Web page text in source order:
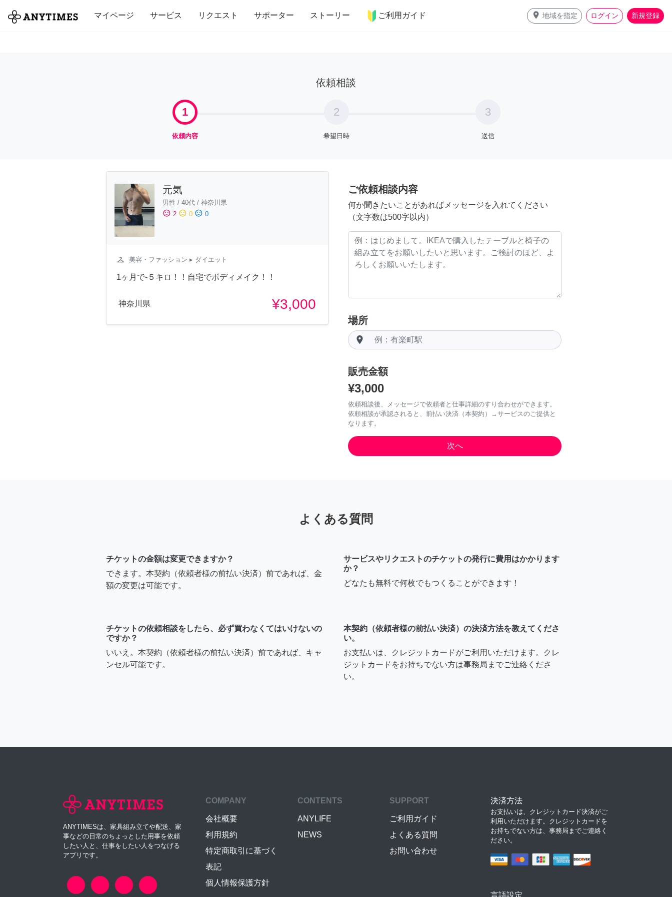
マイページ サービス リクエスト サポーター ストーリー ご利用ガイド place 地域を指定 ログイン 新規登録
全て 修理・組立 家事 引っ越し インテリア 趣味・習い事 ペット 料理
依頼相談
1
依頼内容
2
希望日時
3
送信
元気
男性 / 40代 / 神奈川県
sentiment_satisfied 2 sentiment_neutral 0 sentiment_dissatisfied 0
checkroom 美容・ファッション ▸ ダイエット
1ヶ月で-５キロ！！自宅でボディメイク！！
神奈川県 ¥3,000
ご依頼相談内容
何か聞きたいことがあればメッセージを入れてください
（文字数は500字以内）
場所
room
販売金額
¥3,000
依頼相談後、メッセージで依頼者と仕事詳細のすり合わせができます。
依頼相談が承認されると、前払い決済（本契約）→サービスのご提供と
なります。
よくある質問
チケットの金額は変更できますか？
できます。本契約（依頼者様の前払い決済）前であれば、金
額の変更は可能です。
サービスやリクエストのチケットの発行に費用はかかります
か？
どなたも無料で何枚でもつくることができます！
チケットの依頼相談をしたら、必ず買わなくてはいけないの
ですか？
いいえ。本契約（依頼者様の前払い決済）前であれば、キャ
ンセル可能です。
本契約（依頼者様の前払い決済）の決済方法を教えてくださ
い。
お支払いは、クレジットカードがご利用いただけます。クレ
ジットカードをお持ちでない方は事務局までご連絡くださ
い。
ANYTIMESは、家具組み立てや配送、家
事などの日常のちょっとした用事を依頼
したい人と、仕事をしたい人をつなげる
アプリです。
COMPANY
会社概要
利用規約
特定商取引に基づく
表記
個人情報保護方針
CONTENTS
ANYLIFE
NEWS
SUPPORT
ご利用ガイド
よくある質問
お問い合わせ
決済方法
お支払いは、クレジットカード決済がご
利用いただけます。クレジットカードを
お持ちでない方は、事務局までご連絡く
ださい。
言語設定